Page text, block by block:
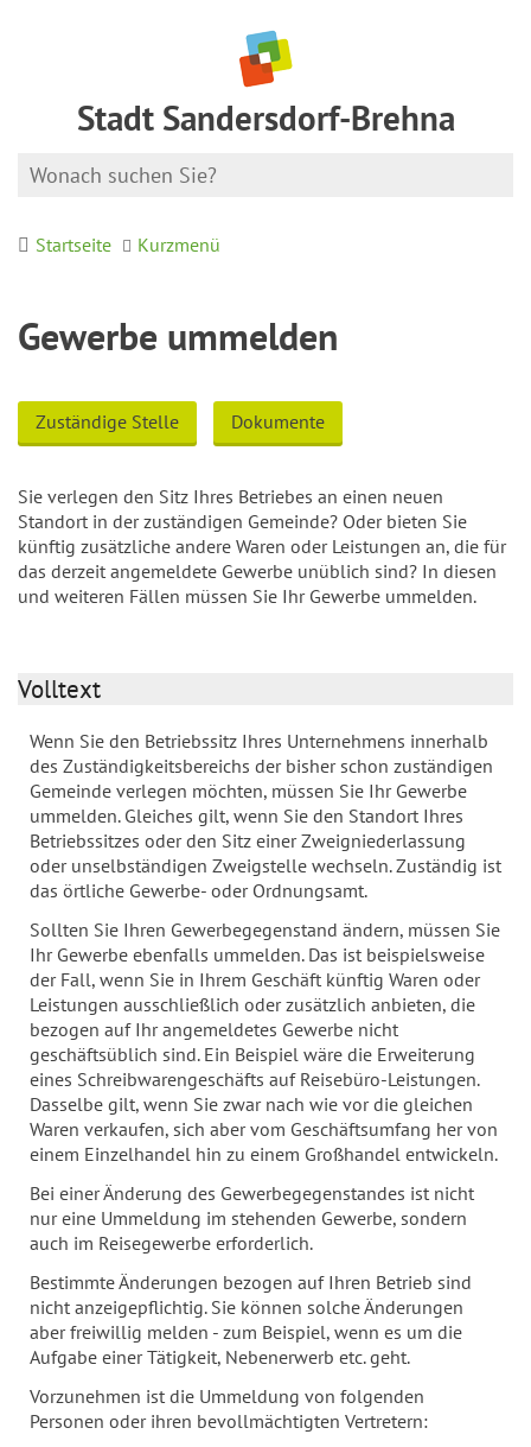
Stadt Sandersdorf-Brehna
Startseite Kurzmenü
Gewerbe ummelden
Zuständige Stelle Dokumente
Sie verlegen den Sitz Ihres Betriebes an einen neuen
Standort in der zuständigen Gemeinde? Oder bieten Sie
künftig zusätzliche andere Waren oder Leistungen an, die für
das derzeit angemeldete Gewerbe unüblich sind? In diesen
und weiteren Fällen müssen Sie Ihr Gewerbe ummelden.
Volltext
Wenn Sie den Betriebssitz Ihres Unternehmens innerhalb
des Zuständigkeitsbereichs der bisher schon zuständigen
Gemeinde verlegen möchten, müssen Sie Ihr Gewerbe
ummelden. Gleiches gilt, wenn Sie den Standort Ihres
Betriebssitzes oder den Sitz einer Zweigniederlassung
oder unselbständigen Zweigstelle wechseln. Zuständig ist
das örtliche Gewerbe- oder Ordnungsamt.
Sollten Sie Ihren Gewerbegegenstand ändern, müssen Sie
Ihr Gewerbe ebenfalls ummelden. Das ist beispielsweise
der Fall, wenn Sie in Ihrem Geschäft künftig Waren oder
Leistungen ausschließlich oder zusätzlich anbieten, die
bezogen auf Ihr angemeldetes Gewerbe nicht
geschäftsüblich sind. Ein Beispiel wäre die Erweiterung
eines Schreibwarengeschäfts auf Reisebüro-Leistungen.
Dasselbe gilt, wenn Sie zwar nach wie vor die gleichen
Waren verkaufen, sich aber vom Geschäftsumfang her von
einem Einzelhandel hin zu einem Großhandel entwickeln.
Bei einer Änderung des Gewerbegegenstandes ist nicht
nur eine Ummeldung im stehenden Gewerbe, sondern
auch im Reisegewerbe erforderlich.
Bestimmte Änderungen bezogen auf Ihren Betrieb sind
nicht anzeigepflichtig. Sie können solche Änderungen
aber freiwillig melden - zum Beispiel, wenn es um die
Aufgabe einer Tätigkeit, Nebenerwerb etc. geht.
Vorzunehmen ist die Ummeldung von folgenden
Personen oder ihren bevollmächtigten Vertretern: